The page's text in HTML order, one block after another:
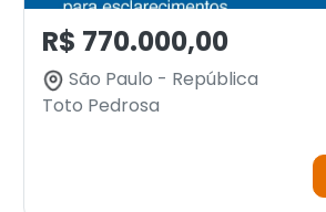
R$ 770.000,00
São Paulo - República
Toto Pedrosa